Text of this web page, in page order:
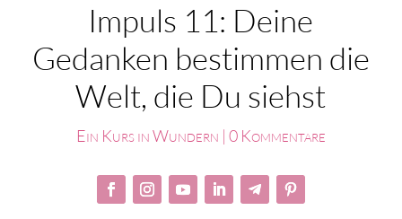
Impuls 11: Deine
Gedanken bestimmen die
Welt, die Du siehst
Ein Kurs in Wundern | 0 Kommentare